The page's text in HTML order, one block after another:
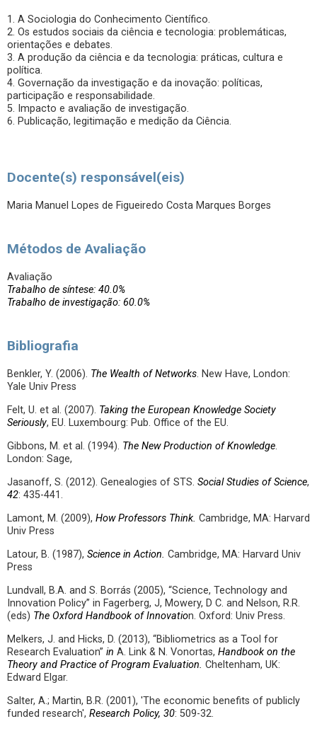
1. A Sociologia do Conhecimento Científico.
2. Os estudos sociais da ciência e tecnologia: problemáticas,
orientações e debates.
3. A produção da ciência e da tecnologia: práticas, cultura e
política.
4. Governação da investigação e da inovação: políticas,
participação e responsabilidade.
5. Impacto e avaliação de investigação.
6. Publicação, legitimação e medição da Ciência.
Docente(s) responsável(eis)
Maria Manuel Lopes de Figueiredo Costa Marques Borges
Métodos de Avaliação
Avaliação
Trabalho de síntese: 40.0%
Trabalho de investigação: 60.0%
Bibliografia
Benkler, Y. (2006). The Wealth of Networks. New Have, London:
Yale Univ Press
Felt, U. et al. (2007). Taking the European Knowledge Society
Seriously, EU. Luxembourg: Pub. Office of the EU.
Gibbons, M. et al. (1994). The New Production of Knowledge.
London: Sage,
Jasanoff, S. (2012). Genealogies of STS. Social Studies of Science,
42: 435-441.
Lamont, M. (2009), How Professors Think. Cambridge, MA: Harvard
Univ Press
Latour, B. (1987), Science in Action. Cambridge, MA: Harvard Univ
Press
Lundvall, B.A. and S. Borrás (2005), “Science, Technology and
Innovation Policy” in Fagerberg, J, Mowery, D C. and Nelson, R.R.
(eds) The Oxford Handbook of Innovation. Oxford: Univ Press.
Melkers, J. and Hicks, D. (2013), “Bibliometrics as a Tool for
Research Evaluation” in A. Link & N. Vonortas, Handbook on the
Theory and Practice of Program Evaluation. Cheltenham, UK:
Edward Elgar.
Salter, A.; Martin, B.R. (2001), 'The economic benefits of publicly
funded research', Research Policy, 30: 509-32.